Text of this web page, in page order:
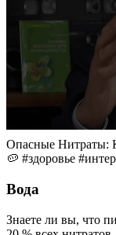
Опасные Нитраты:
🥔 #здоровье
Вода
Знаете ли вы, что